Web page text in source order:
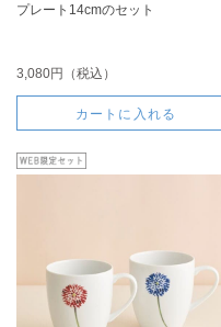
プレート14cmのセット
3,080円（税込）
カートに入れる